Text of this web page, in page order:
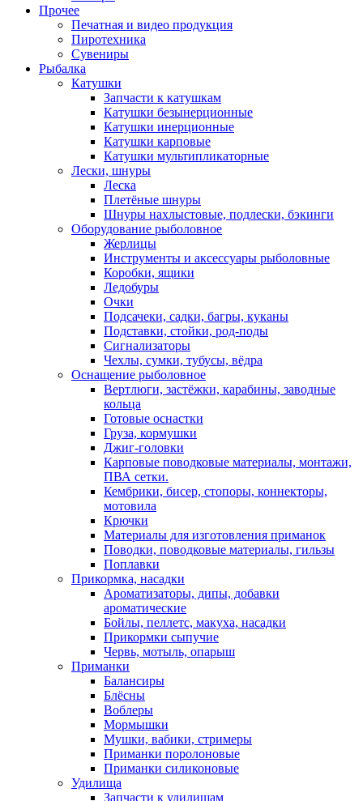
Прочее
Печатная и видео продукция
Пиротехника
Сувениры
Рыбалка
Катушки
Запчасти к катушкам
Катушки безынерционные
Катушки инерционные
Катушки карповые
Катушки мультипликаторные
Лески, шнуры
Леска
Плетёные шнуры
Шнуры нахлыстовые, подлески, бэкинги
Оборудование рыболовное
Жерлицы
Инструменты и аксессуары рыболовные
Коробки, ящики
Ледобуры
Очки
Подсачеки, садки, багры, куканы
Подставки, стойки, род-поды
Сигнализаторы
Чехлы, сумки, тубусы, вёдра
Оснащение рыболовное
Вертлюги, застёжки, карабины, заводные
кольца
Готовые оснастки
Груза, кормушки
Джиг-головки
Карповые поводковые материалы, монтажи,
ПВА сетки.
Кембрики, бисер, стопоры, коннекторы,
мотовила
Крючки
Материалы для изготовления приманок
Поводки, поводковые материалы, гильзы
Поплавки
Прикормка, насадки
Ароматизаторы, дипы, добавки
ароматические
Бойлы, пеллетс, макуха, насадки
Прикормки сыпучие
Червь, мотыль, опарыш
Приманки
Балансиры
Блёсны
Воблеры
Мормышки
Мушки, вабики, стримеры
Приманки поролоновые
Приманки силиконовые
Удилища
Запчасти к удилищам